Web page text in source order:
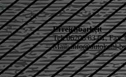
Erreichbarkeit
Tel: 06206 63 61, Fax:
Mail: info@autokohl-